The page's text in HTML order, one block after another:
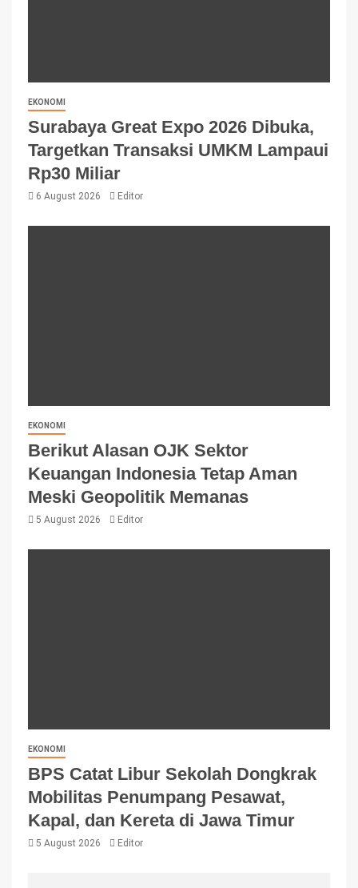
EKONOMI
Surabaya Great Expo 2026 Dibuka,
Targetkan Transaksi UMKM Lampaui
Rp30 Miliar
6 August 2026 Editor
EKONOMI
Berikut Alasan OJK Sektor
Keuangan Indonesia Tetap Aman
Meski Geopolitik Memanas
5 August 2026 Editor
EKONOMI
BPS Catat Libur Sekolah Dongkrak
Mobilitas Penumpang Pesawat,
Kapal, dan Kereta di Jawa Timur
5 August 2026 Editor